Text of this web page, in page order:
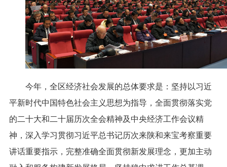
今年，全区经济社会发展的总体要求是：坚持以习近
平新时代中国特色社会主义思想为指导，全面贯彻落实党
的二十大和二十届历次全会精神及中央经济工作会议精
神，深入学习贯彻习近平总书记历次来陕和来宝考察重要
讲话重要指示，完整准确全面贯彻新发展理念，更加主动